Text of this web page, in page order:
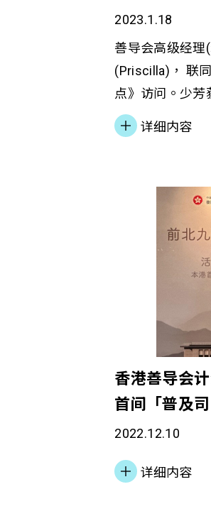
2023.1.18
善导会高级经理
(Priscilla)， 联
点》访问。少芳
趣、发展优势和
Priscilla 介绍本
详细内容
香港善导会
首间「普及司
2022.12.10
详细内容